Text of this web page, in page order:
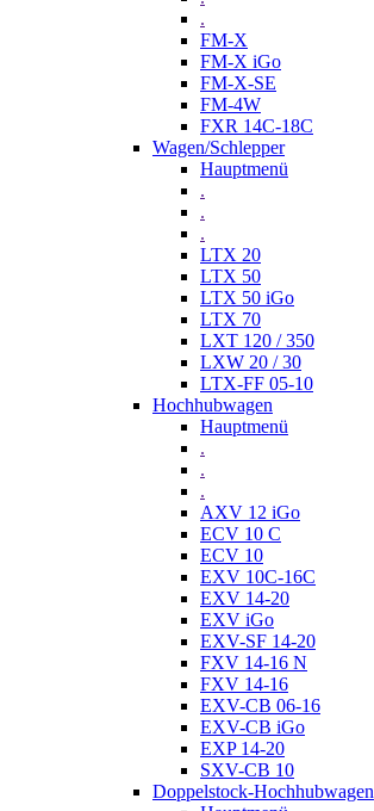
.
FM-X
FM-X iGo
FM-X-SE
FM-4W
FXR 14C-18C
Wagen/Schlepper
Hauptmenü
.
.
.
LTX 20
LTX 50
LTX 50 iGo
LTX 70
LXT 120 / 350
LXW 20 / 30
LTX-FF 05-10
Hochhubwagen
Hauptmenü
.
.
.
AXV 12 iGo
ECV 10 C
ECV 10
EXV 10C-16C
EXV 14-20
EXV iGo
EXV-SF 14-20
FXV 14-16 N
FXV 14-16
EXV-CB 06-16
EXV-CB iGo
EXP 14-20
SXV-CB 10
Doppelstock-Hochhubwagen